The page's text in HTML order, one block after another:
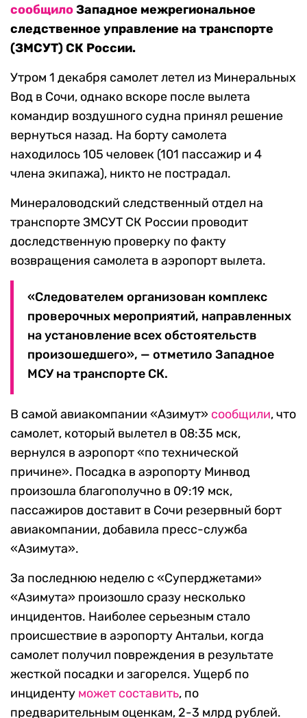
сообщилоЗападное межрегиональное
следственное управление на транспорте
(ЗМСУТ) СК России.
Утром 1 декабря самолет летел из Минеральных
Вод в Сочи, однако вскоре после вылета
командир воздушного судна принял решение
вернуться назад. На борту самолета
находилось 105 человек (101 пассажир и 4
члена экипажа), никто не пострадал.
Минераловодский следственный отдел на
транспорте ЗМСУТ СК России проводит
доследственную проверку по факту
возвращения самолета в аэропорт вылета.
«Следователем организован комплекс
проверочных мероприятий, направленных
на установление всех обстоятельств
произошедшего», — отметило Западное
МСУ на транспорте СК.
В самой авиакомпании «Азимут» сообщили, что
самолет, который вылетел в 08:35 мск,
вернулся в аэропорт «по технической
причине». Посадка в аэропорту Минвод
произошла благополучно в 09:19 мск,
пассажиров доставит в Сочи резервный борт
авиакомпании, добавила пресс-служба
«Азимута».
За последнюю неделю с «Суперджетами»
«Азимута» произошло сразу несколько
инцидентов. Наиболее серьезным стало
происшествие в аэропорту Антальи, когда
самолет получил повреждения в результате
жесткой посадки и загорелся. Ущерб по
инциденту может составить, по
предварительным оценкам, 2-3 млрд рублей.